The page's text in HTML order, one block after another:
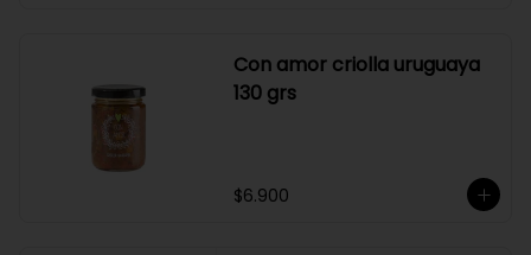
Con amor criolla uruguaya
130 grs
$6.900